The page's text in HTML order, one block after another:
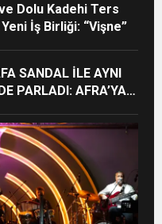
Dolu Kadehi Ters
İş Birliği: “Vişne”
SANDAL İLE AYNI
PARLADI: AFRA’YA